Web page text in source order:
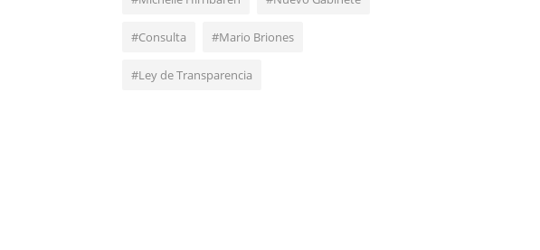
#Consulta #Mario Briones
#Ley de Transparencia